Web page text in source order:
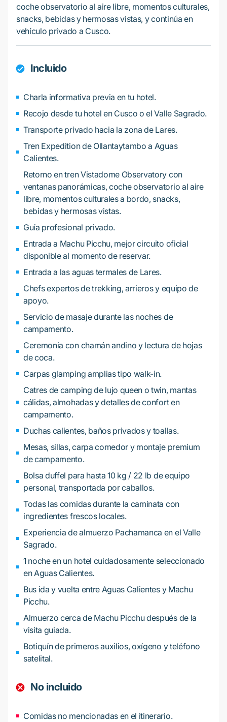
coche observatorio al aire libre, momentos culturales,
snacks, bebidas y hermosas vistas, y continúa en
vehículo privado a Cusco.
Incluido
Charla informativa previa en tu hotel.
Recojo desde tu hotel en Cusco o el Valle Sagrado.
Transporte privado hacia la zona de Lares.
Tren Expedition de Ollantaytambo a Aguas
Calientes.
Retorno en tren Vistadome Observatory con
ventanas panorámicas, coche observatorio al aire
libre, momentos culturales a bordo, snacks,
bebidas y hermosas vistas.
Guía profesional privado.
Entrada a Machu Picchu, mejor circuito oficial
disponible al momento de reservar.
Entrada a las aguas termales de Lares.
Chefs expertos de trekking, arrieros y equipo de
apoyo.
Servicio de masaje durante las noches de
campamento.
Ceremonia con chamán andino y lectura de hojas
de coca.
Carpas glamping amplias tipo walk-in.
Catres de camping de lujo queen o twin, mantas
cálidas, almohadas y detalles de confort en
campamento.
Duchas calientes, baños privados y toallas.
Mesas, sillas, carpa comedor y montaje premium
de campamento.
Bolsa duffel para hasta 10 kg / 22 lb de equipo
personal, transportada por caballos.
Todas las comidas durante la caminata con
ingredientes frescos locales.
Experiencia de almuerzo Pachamanca en el Valle
Sagrado.
1 noche en un hotel cuidadosamente seleccionado
en Aguas Calientes.
Bus ida y vuelta entre Aguas Calientes y Machu
Picchu.
Almuerzo cerca de Machu Picchu después de la
visita guiada.
Botiquín de primeros auxilios, oxígeno y teléfono
satelital.
No incluido
Comidas no mencionadas en el itinerario.